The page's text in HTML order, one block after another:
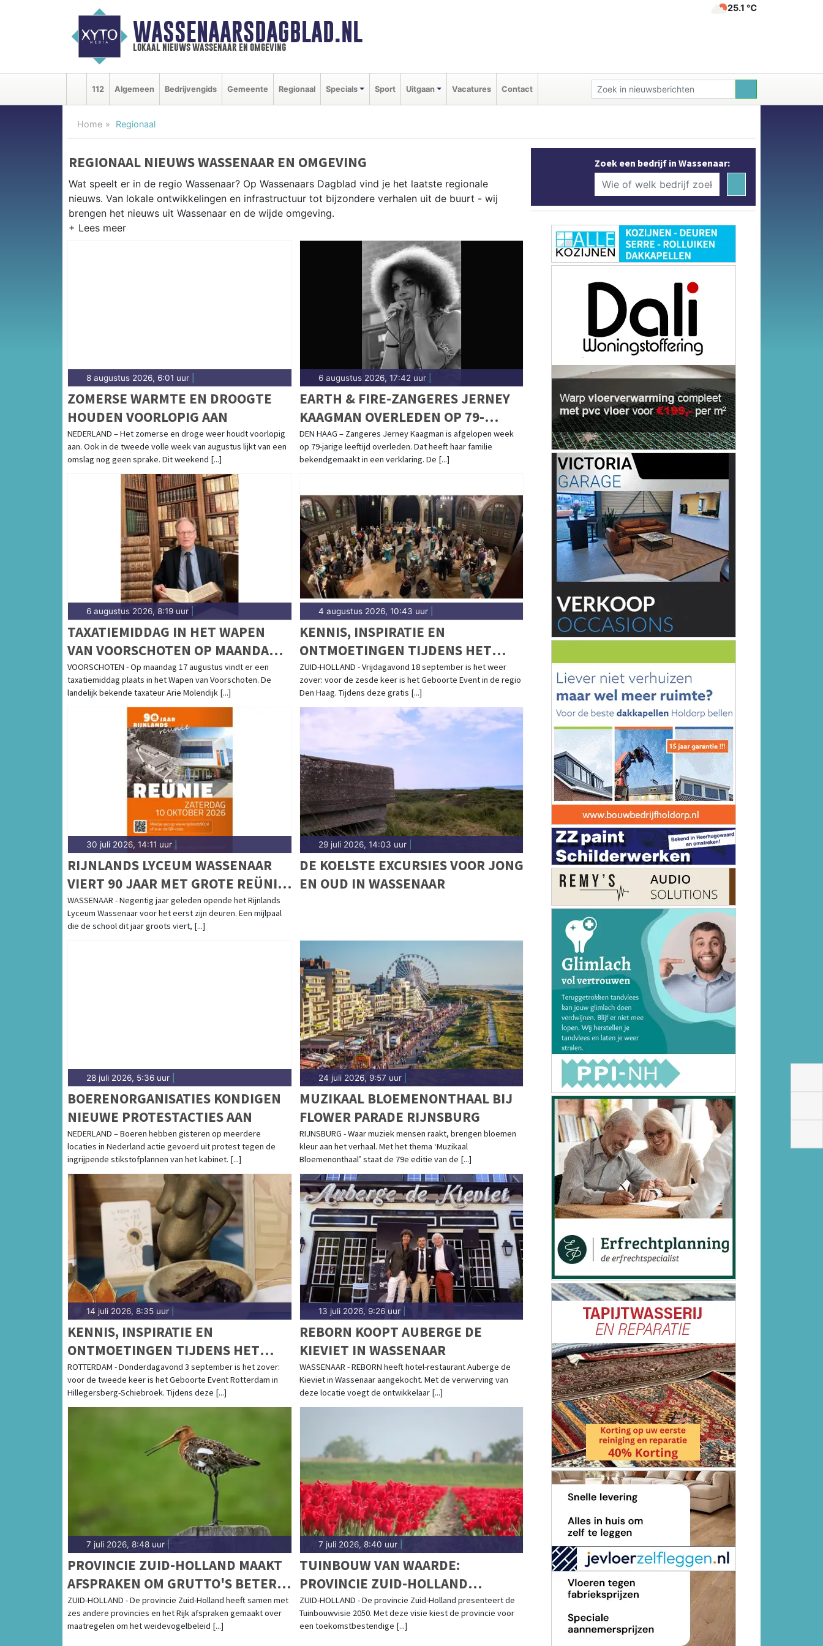
WASSENAARSDAGBLAD.NL
lokaal nieuws wassenaar en omgeving
25.1 ℃
112 Algemeen Bedrijvengids Gemeente Regionaal Specials Sport Uitgaan Vacatures Contact
Home Regionaal
REGIONAAL NIEUWS WASSENAAR EN OMGEVING
Wat speelt er in de regio Wassenaar? Op Wassenaars Dagblad vind je het laatste regionale
nieuws. Van lokale ontwikkelingen en infrastructuur tot bijzondere verhalen uit de buurt - wij
brengen het nieuws uit Wassenaar en de wijde omgeving.
Naast Wassenaar volgen wij ook het nieuws uit Den Haag, Voorschoten, Katwijk en andere
8 augustus 2026, 6:01 uur
ZOMERSE WARMTE EN DROOGTE
HOUDEN VOORLOPIG AAN
NEDERLAND – Het zomerse en droge weer houdt voorlopig
aan. Ook in de tweede volle week van augustus lijkt van een
omslag nog geen sprake. Dit weekend [...]
6 augustus 2026, 17:42 uur|
EARTH & FIRE-ZANGERES JERNEY
KAAGMAN OVERLEDEN OP 79-
JARIGE LEEFTIJD
DEN HAAG – Zangeres Jerney Kaagman is afgelopen week
op 79-jarige leeftijd overleden. Dat heeft haar familie
bekendgemaakt in een verklaring. De [...]
6 augustus 2026, 8:19 uur
TAXATIEMIDDAG IN HET WAPEN
VAN VOORSCHOTEN OP MAANDAG
17 AUGUSTUS VAN 14.30 TOT 17.00
UUR
VOORSCHOTEN - Op maandag 17 augustus vindt er een
taxatiemiddag plaats in het Wapen van Voorschoten. De
landelijk bekende taxateur Arie Molendijk [...]
4 augustus 2026, 10:43 uur|
KENNIS, INSPIRATIE EN
ONTMOETINGEN TIJDENS HET
GEBOORTE EVENT DEN HAAG
(VOORBURG) OP 18 SEPTEMBER
2026
ZUID-HOLLAND - Vrijdagavond 18 september is het weer
zover: voor de zesde keer is het Geboorte Event in de regio
Den Haag. Tijdens deze gratis [...]
30 juli 2026, 14:11 uur
RIJNLANDS LYCEUM WASSENAAR
VIERT 90 JAAR MET GROTE REÜNIE
VOOR ALLE OUD-LEERLINGEN EN
MEDEWERKERS
WASSENAAR - Negentig jaar geleden opende het Rijnlands
Lyceum Wassenaar voor het eerst zijn deuren. Een mijlpaal
die de school dit jaar groots viert, [...]
29 juli 2026, 14:03 uur|
DE KOELSTE EXCURSIES VOOR JONG
EN OUD IN WASSENAAR
28 juli 2026, 5:36 uur
BOERENORGANISATIES KONDIGEN
NIEUWE PROTESTACTIES AAN
NEDERLAND – Boeren hebben gisteren op meerdere
locaties in Nederland actie gevoerd uit protest tegen de
ingrijpende stikstofplannen van het kabinet. [...]
24 juli 2026, 9:57 uur|
MUZIKAAL BLOEMENONTHAAL BIJ
FLOWER PARADE RIJNSBURG
RIJNSBURG - Waar muziek mensen raakt, brengen bloemen
kleur aan het verhaal. Met het thema ‘Muzikaal
Bloemenonthaal’ staat de 79e editie van de [...]
14 juli 2026, 8:35 uur
KENNIS, INSPIRATIE EN
ONTMOETINGEN TIJDENS HET
GEBOORTE EVENT ROTTERDAM OP
3 SEPTEMBER 2026
ROTTERDAM - Donderdagavond 3 september is het zover:
voor de tweede keer is het Geboorte Event Rotterdam in
Hillegersberg-Schiebroek. Tijdens deze [...]
13 juli 2026, 9:26 uur|
REBORN KOOPT AUBERGE DE
KIEVIET IN WASSENAAR
WASSENAAR - REBORN heeft hotel-restaurant Auberge de
Kieviet in Wassenaar aangekocht. Met de verwerving van
deze locatie voegt de ontwikkelaar [...]
7 juli 2026, 8:48 uur
PROVINCIE ZUID-HOLLAND MAAKT
AFSPRAKEN OM GRUTTO'S BETER
TE BESCHERMEN
ZUID-HOLLAND - De provincie Zuid-Holland heeft samen met
zes andere provincies en het Rijk afspraken gemaakt over
maatregelen om het weidevogelbeleid [...]
7 juli 2026, 8:40 uur|
TUINBOUW VAN WAARDE:
PROVINCIE ZUID-HOLLAND
PRESENTEERT TUINBOUWVISIE
2050 VOOR EEN STERKE EN
ZUID-HOLLAND - De provincie Zuid-Holland presenteert de
Tuinbouwvisie 2050. Met deze visie kiest de provincie voor
een toekomstbestendige [...]
Zoek een bedrijf in Wassenaar: